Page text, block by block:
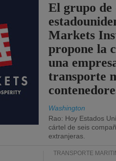
El grupo de
Markets
propone la
una
transporte
Washington
Rao: Hoy Estados
cártel de seis
extranjeras.
TRANSPORTE